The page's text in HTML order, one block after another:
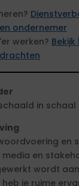
ondernemer
werken?
in schaal
en
en
wordt
heb je ruime